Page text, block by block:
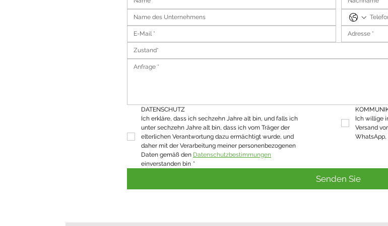
Zustand*
DATENSCHUTZ
Ich erkläre, dass ich sechzehn Jahre alt bin, und falls ich
unter sechzehn Jahre alt bin, dass ich vom Träger der
elterlichen Verantwortung dazu ermächtigt wurde, und
daher mit der Verarbeitung meiner personenbezogenen
Daten gemäß den Datenschutzbestimmungen
einverstanden bin *
Ich willige
Versand
WhatsApp,
Senden Sie